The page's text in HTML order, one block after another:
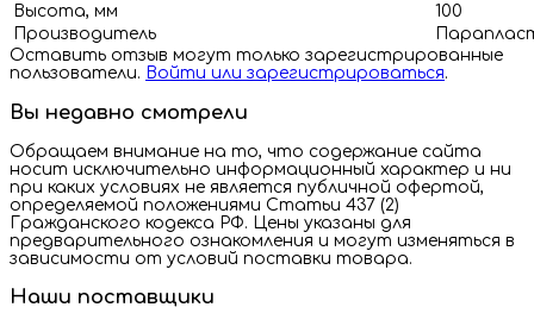
Высота, мм
100
Производитель
Оставить отзыв могут только зарегистрированные
пользователи. Войти или зарегистрироваться.
Вы недавно смотрели
Обращаем внимание на то, что содержание сайта
носит исключительно информационный характер и ни
при каких условиях не является публичной офертой,
определяемой положениями Статьи 437 (2)
Гражданского кодекса РФ. Цены указаны для
предварительного ознакомления и могут изменяться в
зависимости от условий поставки товара.
Наши поставщики